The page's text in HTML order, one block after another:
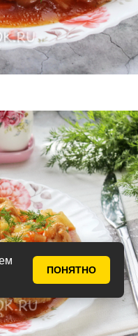
ПОНЯТНО